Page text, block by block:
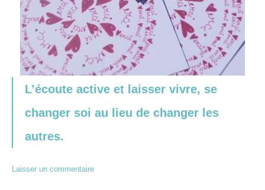
L’écoute active et laisser vivre, se
changer soi au lieu de changer les
autres.
Laisser un commentaire